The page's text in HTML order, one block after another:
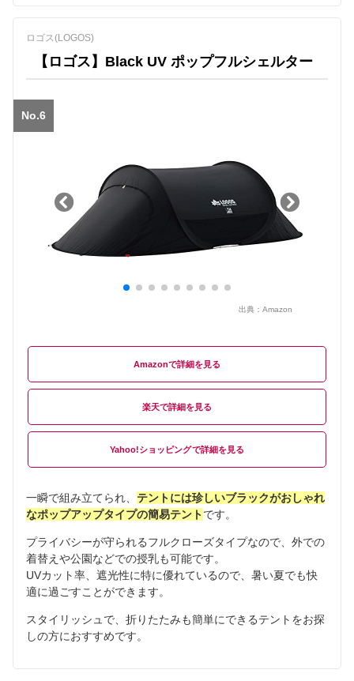
ロゴス(LOGOS)
【ロゴス】Black UV ポップフルシェルター
No.6
出典： Amazon
Amazon
楽天
Yahoo!ショッピング
一瞬で組み立てられ、 テントには珍しいブラックがおしゃれ
なポップアップタイプの簡易テントです。
プライバシーが守られるフルクローズタイプなので、外での
着替えや公園などでの授乳も可能です。
UVカット率、遮光性に特に優れているので、暑い夏でも快
適に過ごすことができます。
スタイリッシュで、折りたたみも簡単にできるテントをお探
しの方におすすめです。